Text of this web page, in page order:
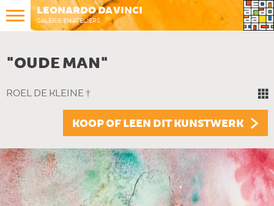
LEONARDO DA VINCI
GALERIE EN ATELIERS
"OUDE MAN"
ROEL DE KLEINE †
KOOP OF LEEN DIT KUNSTWERK